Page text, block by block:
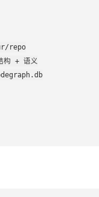
repo
+ 语义